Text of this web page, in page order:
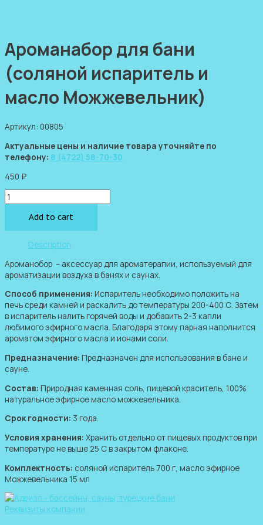
Ароманабор для бани
(соляной испаритель и
масло Можжевельник)
Артикул: 00805
Актуальные цены и наличие товара уточняйте по
телефону: 8 (4722) 58-70-30
450 ₽
Ароманабор
для
(соляной
испаритель
масло
Можжевельник)
Add to cart
Description
Ароманобор – аксессуар для ароматерапии, используемый для
ароматизации воздуха в банях и саунах.
Способ применения: Испаритель необходимо положить на
печь среди камней и раскалить до температуры 200-400 С. Затем
в испаритель налить горячей воды и добавить 2-3 капли
любимого эфирного масла. Благодаря этому парная наполнится
ароматом эфирного масла и ионами соли.
Предназначение: Предназначен для использования в бане и
сауне.
Состав: Природная каменная соль, пищевой краситель, 100%
натуральное эфирное масло можжевельника.
Срок годности: 3 года.
Условия хранения: Хранить отдельно от пищевых продуктов при
температуре не выше 25 С в закрытом флаконе.
Комплектность: соляной испаритель 700 г, масло эфирное
Можжевельника 15 мл
Реквизиты компании